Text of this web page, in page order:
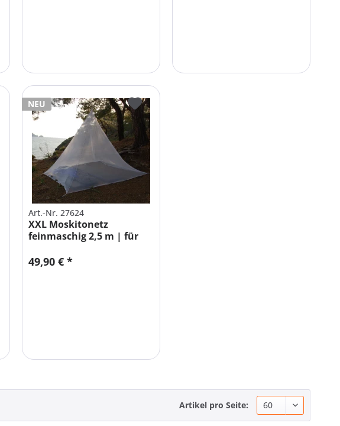
NEU
Art.-Nr. 27624
XXL Moskitonetz
feinmaschig 2,5 m | für
49,90 € *
Artikel pro Seite: